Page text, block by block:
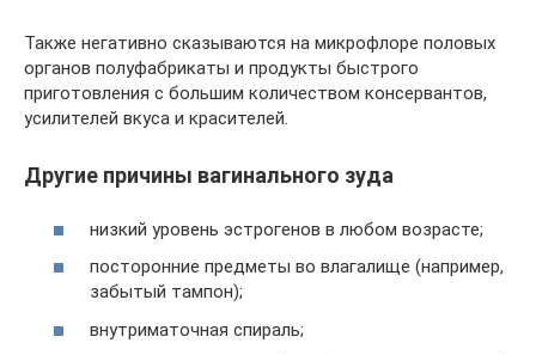
Также негативно сказываются на микрофлоре половых
органов полуфабрикаты и продукты быстрого
приготовления с большим количеством консервантов,
усилителей вкуса и красителей.
Другие причины вагинального зуда
низкий уровень эстрогенов в любом возрасте;
посторонние предметы во влагалище (например,
забытый тампон);
внутриматочная спираль;